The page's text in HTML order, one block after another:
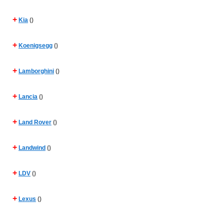
+ Kia ()
+ Koenigsegg ()
+ Lamborghini ()
+ Lancia ()
+ Land Rover ()
+ Landwind ()
+ LDV ()
+ Lexus ()